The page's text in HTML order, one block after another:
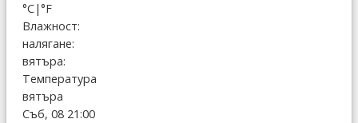
°C|°F
Влажност:
налягане:
вятъра:
Температура
вятъра
Съб, 08 21:00